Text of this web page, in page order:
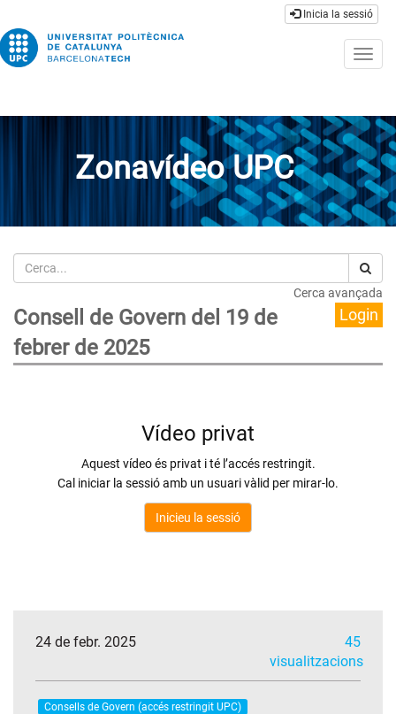
Inicia la sessió
Zonavídeo UPC
Cerca
Cerca avançada
Consell de Govern del 19 de
febrer de 2025
Login
24 de febr. 2025
45
visualitzacions
Consells de Govern (accés restringit UPC)